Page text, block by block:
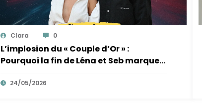
Clara 0
L’implosion du « Couple d’Or » :
Pourquoi la fin de Léna et Seb marque
la fin de l’innocence sur YouTube
24/05/2026